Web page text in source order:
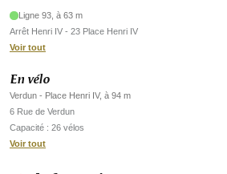
Ligne 93, à 63 m
Arrêt Henri IV - 23 Place Henri IV
Voir tout
En vélo
Verdun - Place Henri IV, à 94 m
6 Rue de Verdun
Capacité : 26 vélos
Voir tout